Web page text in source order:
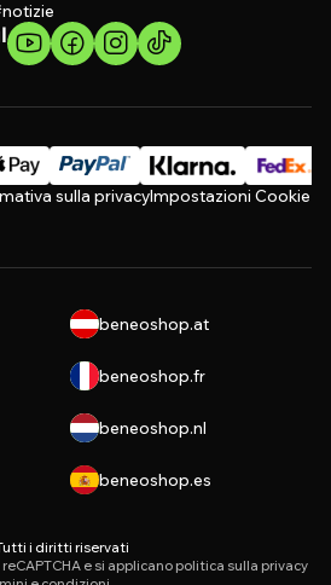
sulla privacyImpostazioni Cookie
beneoshop.at
beneoshop.fr
beneoshop.nl
beneoshop.es
i diritti riservati
e si applicano politica sulla privacy